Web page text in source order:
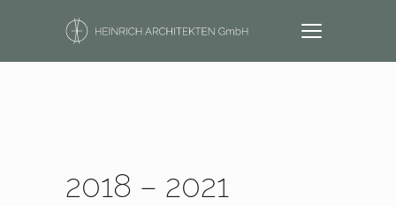
2018 – 2021